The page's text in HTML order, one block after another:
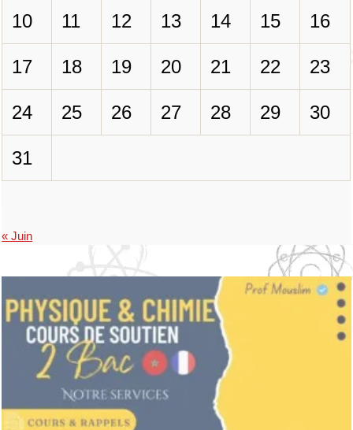
10 11 12 13 14 15 16
17 18 19 20 21 22 23
24 25 26 27 28 29 30
31
« Juin